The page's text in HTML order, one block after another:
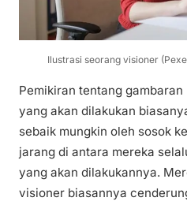
Ilustrasi seorang visioner
Pemikiran tentang
yang akan dilakukan
sebaik mungkin oleh sosok
jarang di antara mereka
yang akan dilakukannya.
visioner biasannya